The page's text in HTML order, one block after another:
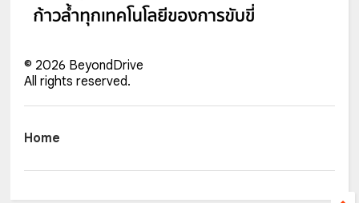
© 2026 BeyondDrive
All rights reserved.
Home